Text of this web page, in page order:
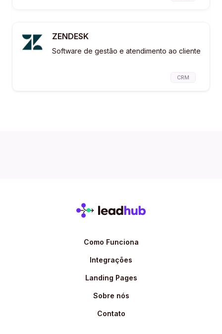
ZENDESK
Software de gestão e atendimento ao cliente
CRM
Como Funciona
Integrações
Landing Pages
Sobre nós
Contato